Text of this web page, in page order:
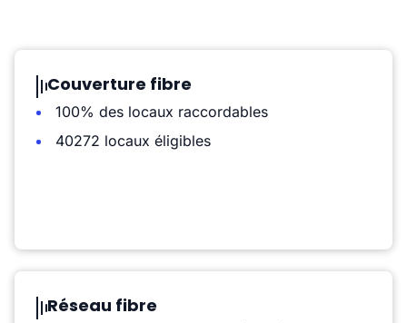
Couverture fibre
100% des locaux raccordables
40272 locaux éligibles
Réseau fibre